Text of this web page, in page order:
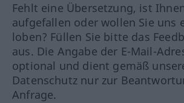
Fehlt eine Übersetzung, ist
aufgefallen oder wollen Sie uns
loben? Füllen Sie bitte das
aus. Die Angabe der E-Mail-
optional und dient gemäß
Datenschutz nur zur
Anfrage.